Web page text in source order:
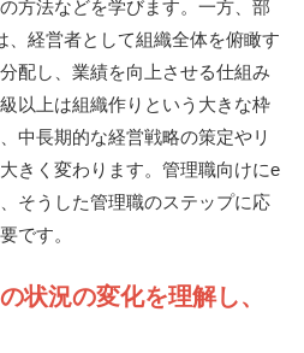
方法などを学びます。一方、部
、経営者として組織全体を俯瞰す
配し、業績を向上させる仕組み
以上は組織作りという大きな枠
中長期的な経営戦略の策定やリ
きく変わります。管理職向けにe
そうした管理職のステップに応
です。
状況の変化を理解し、